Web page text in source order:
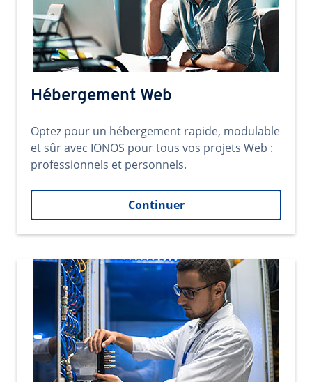
Hébergement Web
Optez pour un hébergement rapide, modulable
et sûr avec IONOS pour tous vos projets Web :
professionnels et personnels.
Continuer